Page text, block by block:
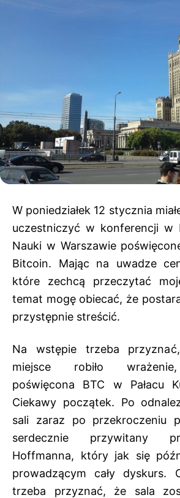
W poniedziałek 12 stycznia
uczestniczyć w konferencji w
Nauki w Warszawie
Bitcoin. Mając na uwadze
które zechcą przeczytać
temat mogę obiecać, że
przystępnie streścić.
Na wstępie trzeba
miejsce robiło
poświęcona BTC w Pałacu
Ciekawy początek. Po
sali zaraz po przekroczeniu
serdecznie przywitany
Hoffmanna, który jak się
prowadzącym cały dyskurs.
trzeba przyznać, że sala